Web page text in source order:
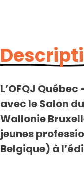
L’OFQJ
avec le Salon
Wallonie
jeunes
Belgique) à